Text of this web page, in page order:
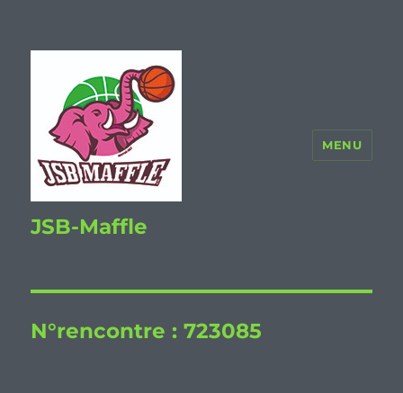
JSB-Maffle
MENU
N°rencontre :723085